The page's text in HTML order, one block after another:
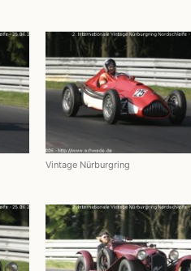
Vintage Nürburgring